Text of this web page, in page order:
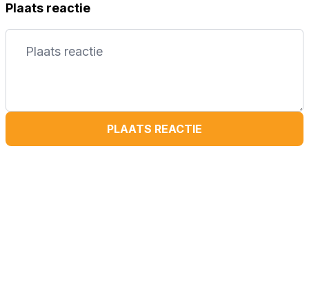
Plaats reactie
PLAATS REACTIE